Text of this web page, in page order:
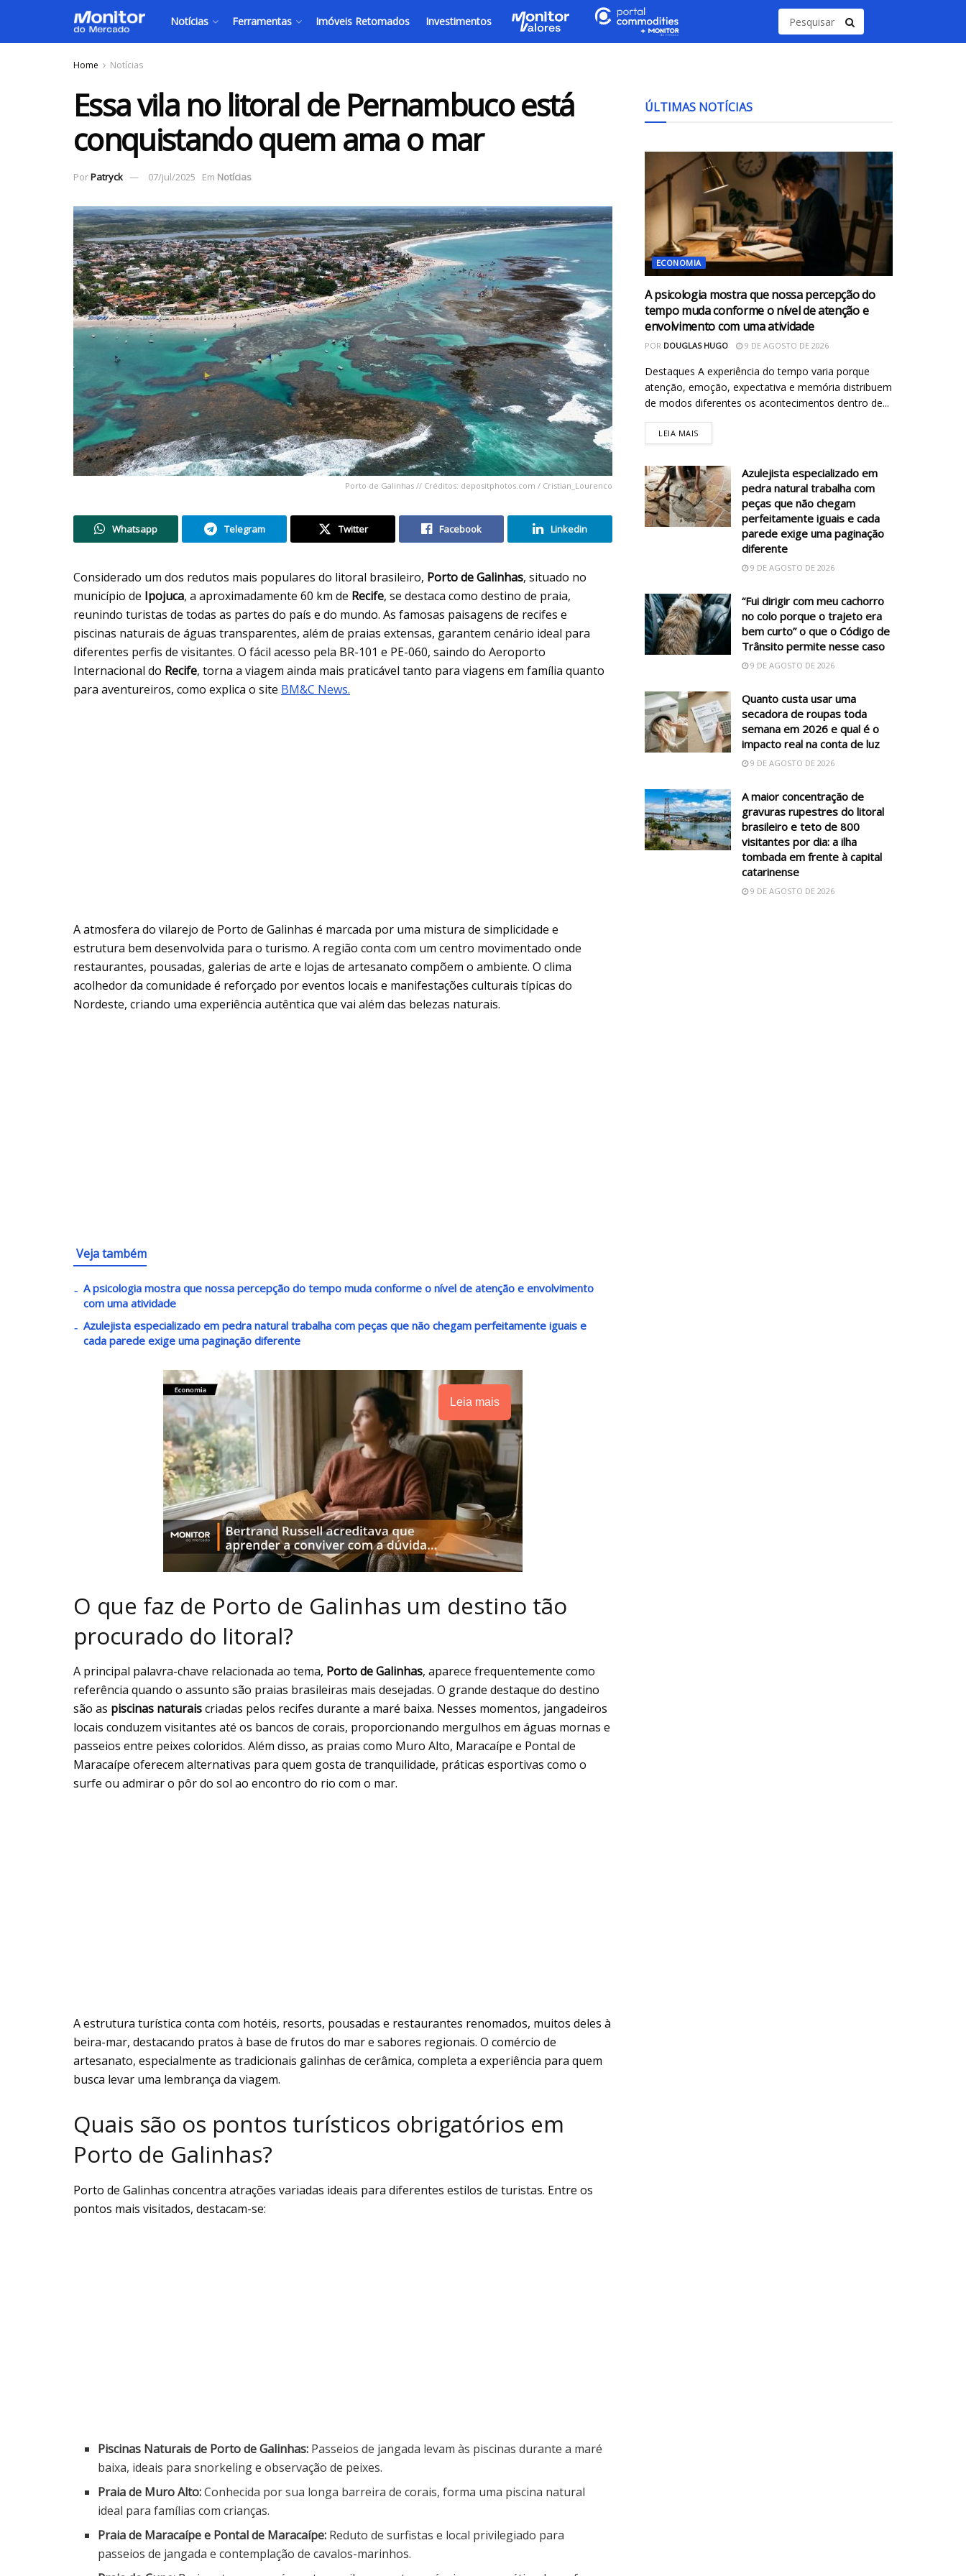
Notícias Ferramentas Imóveis Retomados Investimentos
Home Notícias
Essa vila no litoral de Pernambuco está
conquistando quem ama o mar
PorPatryck 07/jul/2025 Em Notícias
Porto de Galinhas // Créditos: depositphotos.com / Cristian_Lourenco
Whatsapp Telegram Twitter Facebook Linkedin
Considerado um dos redutos mais populares do litoral brasileiro, Porto de Galinhas, situado no
município de Ipojuca, a aproximadamente 60 km de Recife, se destaca como destino de praia,
reunindo turistas de todas as partes do país e do mundo. As famosas paisagens de recifes e
piscinas naturais de águas transparentes, além de praias extensas, garantem cenário ideal para
diferentes perfis de visitantes. O fácil acesso pela BR-101 e PE-060, saindo do Aeroporto
Internacional do Recife, torna a viagem ainda mais praticável tanto para viagens em família quanto
para aventureiros, como explica o site BM&C News.
A atmosfera do vilarejo de Porto de Galinhas é marcada por uma mistura de simplicidade e
estrutura bem desenvolvida para o turismo. A região conta com um centro movimentado onde
restaurantes, pousadas, galerias de arte e lojas de artesanato compõem o ambiente. O clima
acolhedor da comunidade é reforçado por eventos locais e manifestações culturais típicas do
Nordeste, criando uma experiência autêntica que vai além das belezas naturais.
Veja também
A psicologia mostra que nossa percepção do tempo muda conforme o nível de atenção e envolvimento
com uma atividade
Azulejista especializado em pedra natural trabalha com peças que não chegam perfeitamente iguais e
cada parede exige uma paginação diferente
Leia mais
O que faz de Porto de Galinhas um destino tão
procurado do litoral?
A principal palavra-chave relacionada ao tema, Porto de Galinhas, aparece frequentemente como
referência quando o assunto são praias brasileiras mais desejadas. O grande destaque do destino
são as piscinas naturaiscriadas pelos recifes durante a maré baixa. Nesses momentos, jangadeiros
locais conduzem visitantes até os bancos de corais, proporcionando mergulhos em águas mornas e
passeios entre peixes coloridos. Além disso, as praias como Muro Alto, Maracaípe e Pontal de
Maracaípe oferecem alternativas para quem gosta de tranquilidade, práticas esportivas como o
surfe ou admirar o pôr do sol ao encontro do rio com o mar.
A estrutura turística conta com hotéis, resorts, pousadas e restaurantes renomados, muitos deles à
beira-mar, destacando pratos à base de frutos do mar e sabores regionais. O comércio de
artesanato, especialmente as tradicionais galinhas de cerâmica, completa a experiência para quem
busca levar uma lembrança da viagem.
Quais são os pontos turísticos obrigatórios em
Porto de Galinhas?
Porto de Galinhas concentra atrações variadas ideais para diferentes estilos de turistas. Entre os
pontos mais visitados, destacam-se:
Piscinas Naturais de Porto de Galinhas: Passeios de jangada levam às piscinas durante a maré
baixa, ideais para snorkeling e observação de peixes.
Praia de Muro Alto:Conhecida por sua longa barreira de corais, forma uma piscina natural
ideal para famílias com crianças.
Praia de Maracaípe e Pontal de Maracaípe: Reduto de surfistas e local privilegiado para
passeios de jangada e contemplação de cavalos-marinhos.
ÚLTIMAS NOTÍCIAS
ECONOMIA
A psicologia mostra que nossa percepção do
tempo muda conforme o nível de atenção e
envolvimento com uma atividade
POR DOUGLAS HUGO 9 DE AGOSTO DE 2026
Destaques A experiência do tempo varia porque
atenção, emoção, expectativa e memória distribuem
de modos diferentes os acontecimentos dentro de...
LEIA MAIS
Azulejista especializado em
pedra natural trabalha com
peças que não chegam
perfeitamente iguais e cada
parede exige uma paginação
diferente
9 DE AGOSTO DE 2026
“Fui dirigir com meu cachorro
no colo porque o trajeto era
bem curto” o que o Código de
Trânsito permite nesse caso
9 DE AGOSTO DE 2026
Quanto custa usar uma
secadora de roupas toda
semana em 2026 e qual é o
impacto real na conta de luz
9 DE AGOSTO DE 2026
A maior concentração de
gravuras rupestres do litoral
brasileiro e teto de 800
visitantes por dia: a ilha
tombada em frente à capital
catarinense
9 DE AGOSTO DE 2026